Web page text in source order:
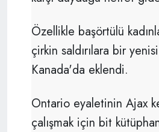
Özellikle başörtülü
çirkin saldırılara bir
Kanada'da eklendi.
Ontario eyaletinin Ajax
çalışmak için bit